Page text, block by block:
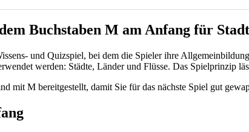
Buchstaben M am Anfang für
und Quizspiel, bei dem die Spieler ihre
werden: Städte, Länder und Flüsse. Das Spielprinzip
mit M bereitgestellt, damit Sie für das nächste Spiel gut